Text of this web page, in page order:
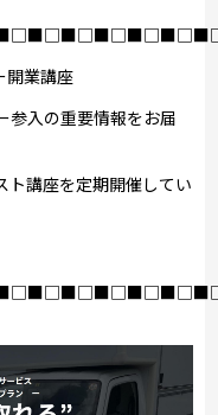
開業講座
参入の重要情報をお届
ト講座を定期開催してい